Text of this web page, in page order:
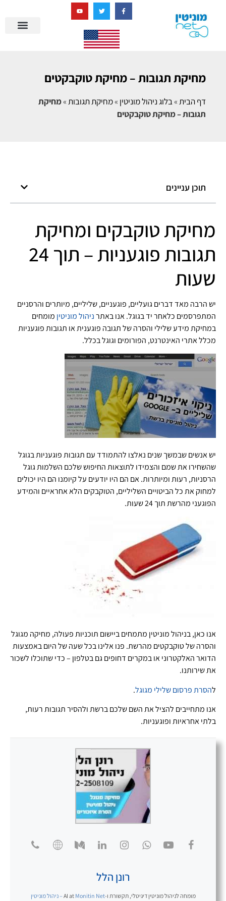
מחיקת תגובות – מחיקת טוקבקטים
דף הבית»בלוג ניהול מוניטין »מחיקת תגובות»מחיקת
תגובות – מחיקת טוקבקטים
תוכן עניינים
מחיקת טוקבקים ומחיקת
תגובות פוגעניות – תוך 24
שעות
יש הרבה מאד דברים גועליים, פוגעניים, שליליים, מיותרים והרסניים
המתפרסמים כלאחר יד בגוגל. אנו באתרניהול מוניטין מומחים
במחיקת מידע שלילי והסרה של תגובה פוגענית או תגובות פוגעניות
מכלל אתרי האינטרנט, הפורומים וגוגל בכלל.
יש אנשים שבמשך שנים נאלצו להתמודד עם תגובות פוגעניות בגוגל
שהשחירו את שמם והצמידו לתוצאות החיפוש שלכם השלמות גוגל
הרסניות, רעות ומיותרות. אם הם היו יודעים על קיומנו הם היו יכולים
למחוק את כל הביטויים השליליים, הטוקבקים הלא אחראיים והמידע
הפוגעני מהרשת תוך 24 שעות.
אנו כאן, בניהול מוניטין מתמחים ביישום תוכניות פעולה, מחיקה מגוגל
והסרה של טוקבקטים מהרשת. פנו אלינו בכל שעה של היום באמצעות
הדואר האלקטרוני או במקרים דחופים גם בטלפון – כדי שתוכלו לשכור
את שירותנו.
להסרת פרסום שלילי מגוגל.
אנו מתחייבים להציל את השם שלכם ברשת ולהסיר תגובות רעות,
בלתי אחראיות ופוגעניות.
רונן הלל
מומחה לניהול מוניטין דיגיטלי, תקשורת ו-AI at
Monitin Net – ניהול מוניטין